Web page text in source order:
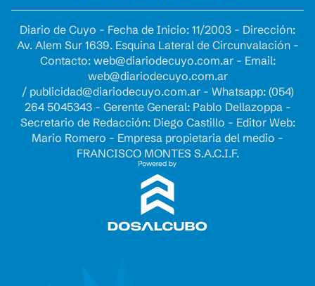
Diario de Cuyo - Fecha de Inicio: 11/2003 - Dirección:
Av. Alem Sur 1639. Esquina Lateral de Circunvalación -
Contacto: web@diariodecuyo.com.ar- Email:
web@diariodecuyo.com.ar
/ publicidad@diariodecuyo.com.ar- Whatsapp: (054)
264 5045343 - Gerente General: Pablo Dellazoppa -
Secretario de Redacción: Diego Castillo - Editor Web:
Mario Romero - Empresa propietaria del medio -
FRANCISCO MONTES S.A.C.I.F.